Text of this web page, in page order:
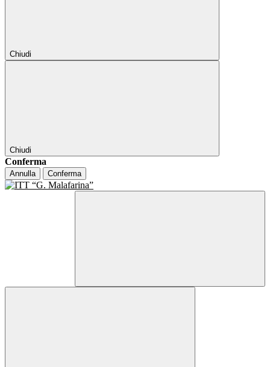
Chiudi
Chiudi
Conferma
Annulla Conferma